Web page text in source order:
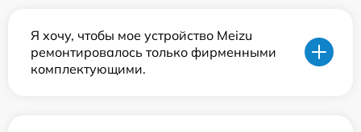
Я хочу, чтобы мое устройство Meizu
ремонтировалось только фирменными
комплектующими.